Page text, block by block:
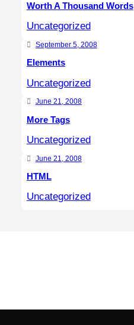
Worth A Thousand Words
Uncategorized
September 5, 2008
Elements
Uncategorized
June 21, 2008
More Tags
Uncategorized
June 21, 2008
HTML
Uncategorized